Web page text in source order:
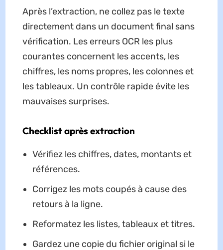
Après l’extraction, ne collez pas le texte
directement dans un document final sans
vérification. Les erreurs OCR les plus
courantes concernent les accents, les
chiffres, les noms propres, les colonnes et
les tableaux. Un contrôle rapide évite les
mauvaises surprises.
Checklist après extraction
Vérifiez les chiffres, dates, montants et
références.
Corrigez les mots coupés à cause des
retours à la ligne.
Reformatez les listes, tableaux et titres.
Gardez une copie du fichier original si le